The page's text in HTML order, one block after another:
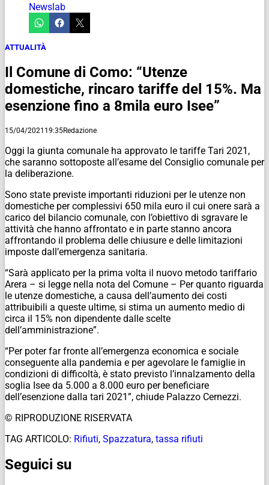
Newslab
ATTUALITÀ
Il Comune di Como: “Utenze
domestiche, rincaro tariffe del 15%. Ma
esenzione fino a 8mila euro Isee”
15/04/2021 19:35Redazione
Oggi la giunta comunale ha approvato le tariffe Tari 2021,
che saranno sottoposte all’esame del Consiglio comunale per
la deliberazione.
Sono state previste importanti riduzioni per le utenze non
domestiche per complessivi 650 mila euro il cui onere sarà a
carico del bilancio comunale, con l’obiettivo di sgravare le
attività che hanno affrontato e in parte stanno ancora
affrontando il problema delle chiusure e delle limitazioni
imposte dall’emergenza sanitaria.
“Sarà applicato per la prima volta il nuovo metodo tariffario
Arera – si legge nella nota del Comune – Per quanto riguarda
le utenze domestiche, a causa dell’aumento dei costi
attribuibili a queste ultime, si stima un aumento medio di
circa il 15% non dipendente dalle scelte
dell’amministrazione”.
“Per poter far fronte all’emergenza economica e sociale
conseguente alla pandemia e per agevolare le famiglie in
condizioni di difficoltà, è stato previsto l’innalzamento della
soglia Isee da 5.000 a 8.000 euro per beneficiare
dell’esenzione dalla tari 2021”, chiude Palazzo Cernezzi.
© RIPRODUZIONE RISERVATA
TAG ARTICOLO: Rifiuti, Spazzatura, tassa rifiuti
Seguici su